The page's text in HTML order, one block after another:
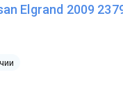
Elgrand 2009